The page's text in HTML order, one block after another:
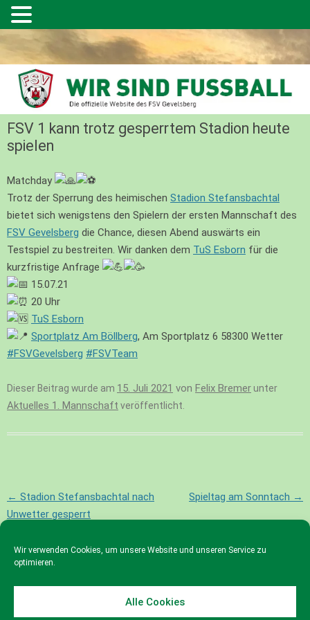
Wir verwenden Cookies, um unsere Website und unseren Service zu
optimieren.
Alle Cookies
FSV 1 kann trotz gesperrtem Stadion heute
spielen
Matchday
Trotz der Sperrung des heimischen Stadion Stefansbachtal
bietet sich wenigstens den Spielern der ersten Mannschaft des
FSV Gevelsberg die Chance, diesen Abend auswärts ein
Testspiel zu bestreiten. Wir danken dem TuS Esborn für die
kurzfristige Anfrage
15.07.21
20 Uhr
TuS Esborn
Sportplatz Am Böllberg, Am Sportplatz 6 58300 Wetter
#FSVGevelsberg #FSVTeam
Dieser Beitrag wurde am 15. Juli 2021 von Felix Bremerunter
Aktuelles 1. Mannschaft veröffentlicht.
Beitragsnavigation
← Stadion Stefansbachtal nach
Unwetter gesperrt
Spieltag am Sonntach →
© 2023 FSV Gevelsberg e.V.